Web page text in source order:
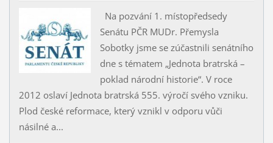
Na pozvání 1. místopředsedy
Senátu PČR MUDr. Přemysla
Sobotky jsme se zúčastnili senátního
dne s tématem „Jednota bratrská –
poklad národní historie“. V roce
2012 oslaví Jednota bratrská 555. výročí svého vzniku.
Plod české reformace, který vznikl v odporu vůči
násilné a...